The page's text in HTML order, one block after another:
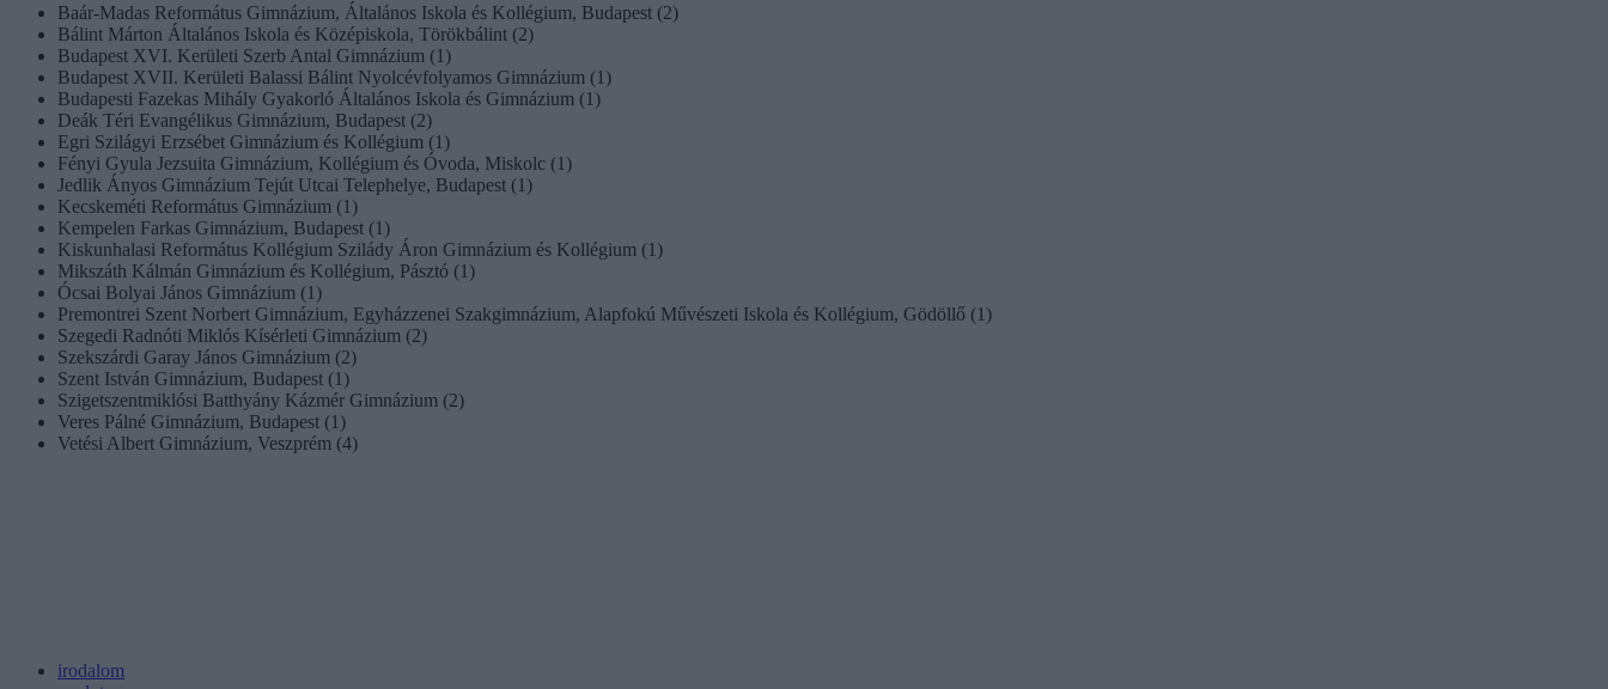
Baár-Madas Református Gimnázium, Általános Iskola és Kollégium, Budapest (2)
Bálint Márton Általános Iskola és Középiskola, Törökbálint (2)
Budapest XVI. Kerületi Szerb Antal Gimnázium (1)
Budapest XVII. Kerületi Balassi Bálint Nyolcévfolyamos Gimnázium (1)
Budapesti Fazekas Mihály Gyakorló Általános Iskola és Gimnázium (1)
Deák Téri Evangélikus Gimnázium, Budapest (2)
Egri Szilágyi Erzsébet Gimnázium és Kollégium (1)
Fényi Gyula Jezsuita Gimnázium, Kollégium és Óvoda, Miskolc (1)
Jedlik Ányos Gimnázium Tejút Utcai Telephelye, Budapest (1)
Kecskeméti Református Gimnázium (1)
Kempelen Farkas Gimnázium, Budapest (1)
Kiskunhalasi Református Kollégium Szilády Áron Gimnázium és Kollégium (1)
Mikszáth Kálmán Gimnázium és Kollégium, Pásztó (1)
Ócsai Bolyai János Gimnázium (1)
Premontrei Szent Norbert Gimnázium, Egyházzenei Szakgimnázium, Alapfokú Művészeti Iskola és Kollégium, Gödöllő (1)
Szegedi Radnóti Miklós Kísérleti Gimnázium (2)
Szekszárdi Garay János Gimnázium (2)
Szent István Gimnázium, Budapest (1)
Szigetszentmiklósi Batthyány Kázmér Gimnázium (2)
Veres Pálné Gimnázium, Budapest (1)
Vetési Albert Gimnázium, Veszprém (4)
irodalom